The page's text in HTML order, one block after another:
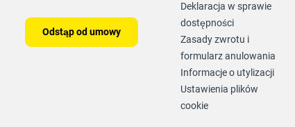
Odstąp od umowy
Deklaracja w sprawie
dostępności
Zasady zwrotu i
formularz anulowania
Informacje o utylizacji
Ustawienia plików
cookie